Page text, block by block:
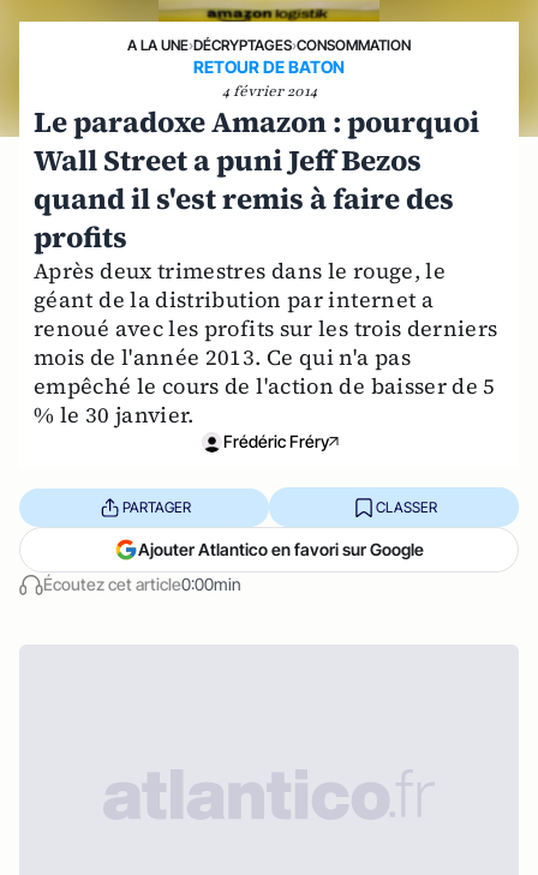
A LA UNE›DÉCRYPTAGES›CONSOMMATION
RETOUR DE BATON
4 février 2014
Le paradoxe Amazon : pourquoi
Wall Street a puni Jeff Bezos
quand il s'est remis à faire des
profits
Après deux trimestres dans le rouge, le
géant de la distribution par internet a
renoué avec les profits sur les trois derniers
mois de l'année 2013. Ce qui n'a pas
empêché le cours de l'action de baisser de 5
% le 30 janvier.
Frédéric Fréry
Écoutez cet article0:00min
PARTAGER CLASSER
Ajouter Atlantico en favori sur Google